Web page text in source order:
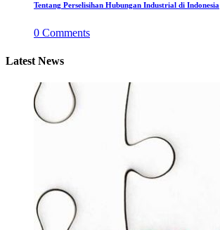
Tentang Perselisihan Hubungan Industrial di Indonesia
0 Comments
Latest News